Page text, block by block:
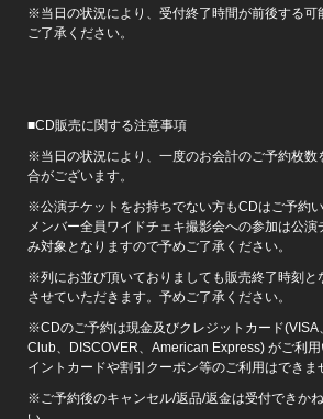
※当日の状況により、受付終了時間が前後する可
ご了承ください。
■CD販売に関する注意事項
※当日の状況により、一度のお会計のご予約枚数
合がございます。
※公演チケットをお持ちでない方もCDはご予約い
メンバー全員ワイドチェキ撮影会への参加は公
み対象となりますので予めご了承ください。
※列にお並び頂いておりましても販売終了時刻と
させていただきます。予めご了承ください。
※CDのご予約は現金及びクレジットカード
Club、DISCOVER、American Express) がご利
イントカードや割引クーポン等のご利用はできま
※ご予約後のキャンセル/返品/返金は受付できか